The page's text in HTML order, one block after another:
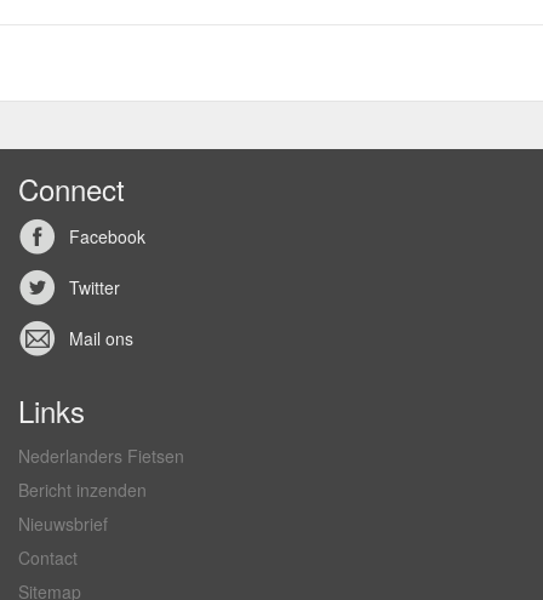
Connect
Facebook
Twitter
Mail ons
Links
Nederlanders Fietsen
Bericht inzenden
Nieuwsbrief
Contact
Sitemap